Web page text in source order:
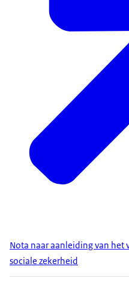
Nota naar aanleiding van het
sociale zekerheid